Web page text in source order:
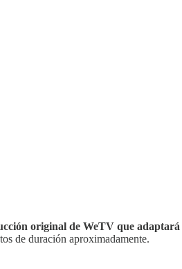
original de WeTV que adaptará
de duración aproximadamente.